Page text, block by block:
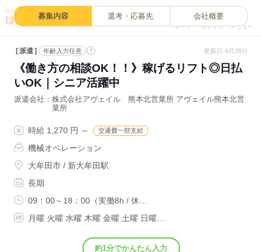
キープ ログイン メニュー
募集内容 選考・応募先 会社概要
派遣 年齢入力任意 ? 更新日:4月28日
《働き方の相談OK！！》稼げるリフト◎日払
いOK｜シニア活躍中
派遣会社
株式会社アヴェイル 熊本北営業所 アヴェイル熊本北営
業所
時給 1,270 円 ～ 交通費一部支給
機械オペレーション
大牟田市 / 新大牟田駅
長期
09：00～18：00（実働8h / 休…
月曜 火曜 水曜 木曜 金曜 土曜 日曜…
約1分でかんたん入力